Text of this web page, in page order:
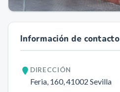
Información de contacto
DIRECCIÓN
Feria, 160, 41002 Sevilla